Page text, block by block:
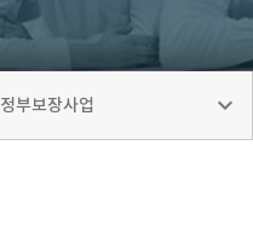
정부보장사업